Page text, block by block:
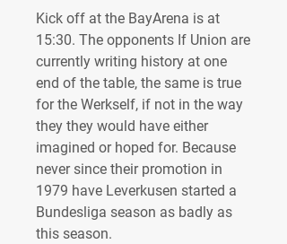
Kick off at the BayArena is at
15:30. The opponents If Union are
currently writing history at one
end of the table, the same is true
for the Werkself, if not in the way
they they would have either
imagined or hoped for. Because
never since their promotion in
1979 have Leverkusen started a
Bundesliga season as badly as
this season.